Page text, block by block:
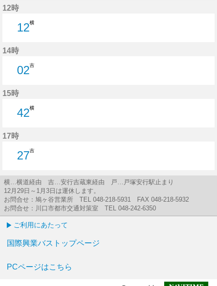
12時
12横
14時
02吉
15時
42横
17時
27吉
横…横道経由 吉…安行吉蔵東経由 戸…戸塚安行駅止まり
12月29日～1月3日は運休します。
お問合せ：鳩ヶ谷営業所 TEL 048-218-5931 FAX 048-218-5932
お問合せ：川口市都市交通対策室 TEL 048-242-6350
ご利用にあたって
国際興業バストップページ
PCページはこちら